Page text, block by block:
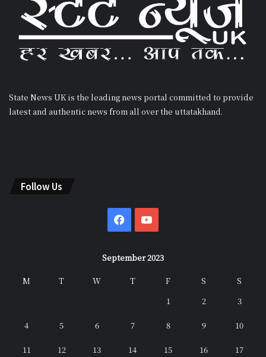
State News UK is the leading news portal committed to provide
latest and authentic news from all over the uttatakhand.
Follow Us
Facebook
September 2023
M T W T F S
S
1
2 3
4 5 6 7 8 9 10
11 12 13 14 15 16 17